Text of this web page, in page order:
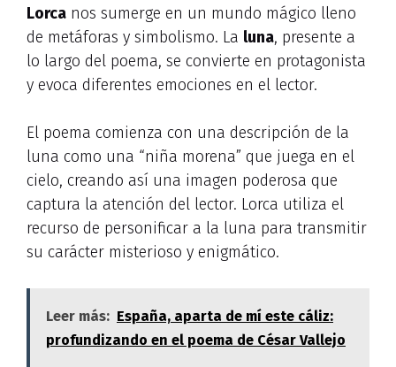
Lorca nos sumerge en un mundo mágico lleno
de metáforas y simbolismo. La luna, presente a
lo largo del poema, se convierte en protagonista
y evoca diferentes emociones en el lector.
El poema comienza con una descripción de la
luna como una “niña morena” que juega en el
cielo, creando así una imagen poderosa que
captura la atención del lector. Lorca utiliza el
recurso de personificar a la luna para transmitir
su carácter misterioso y enigmático.
Leer más: España, aparta de mí este cáliz:
profundizando en el poema de César Vallejo